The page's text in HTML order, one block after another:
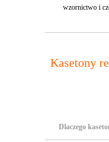
wzornictwo i
Kasetony
Dlaczego